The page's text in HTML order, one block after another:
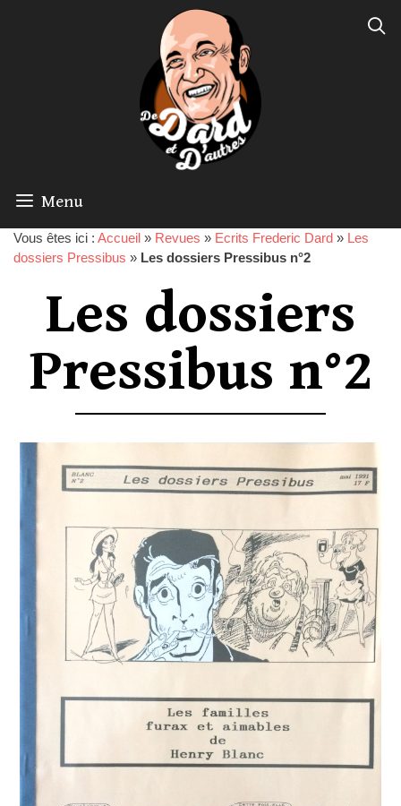
Menu
Vous êtes ici : Accueil » Revues » Ecrits Frederic Dard » Les
dossiers Pressibus » Les dossiers Pressibus n°2
Les dossiers
Pressibus n°2